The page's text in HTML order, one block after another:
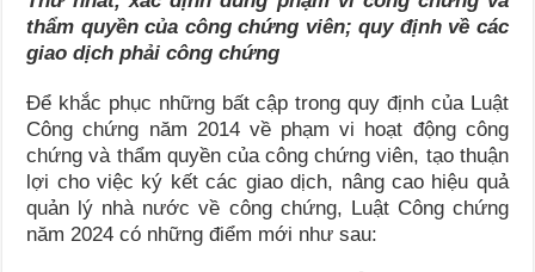
thẩm quyền của công chứng viên; quy định về các
giao dịch phải công chứng
Để khắc phục những bất cập trong quy định của Luật
Công chứng năm 2014 về phạm vi hoạt động công
chứng và thẩm quyền của công chứng viên, tạo thuận
lợi cho việc ký kết các giao dịch, nâng cao hiệu quả
quản lý nhà nước về công chứng, Luật Công chứng
năm 2024 có những điểm mới như sau: